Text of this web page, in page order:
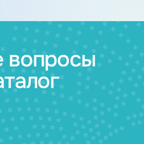
Зарядные
устройства